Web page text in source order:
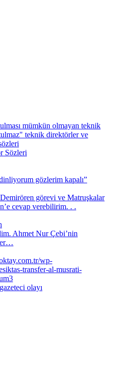
Sözleri
gözlerim kapalı”
cevap verebilirim. . .
Ahmet Nur Çebi’nin
olayı